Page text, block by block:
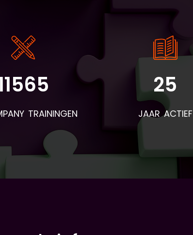
worden
Neem deze
Apart
- Voor aanvullend
hiervoor. - Stuur na
behandeld is
TRAININGEN
25
JAAR ACTIEF